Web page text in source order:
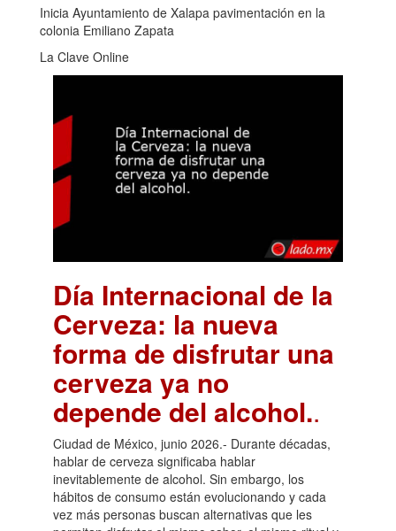
Inicia Ayuntamiento de Xalapa pavimentación en la
colonia Emiliano Zapata
La Clave Online
Día Internacional de la
Cerveza: la nueva
forma de disfrutar una
cerveza ya no
depende del alcohol..
Ciudad de México, junio 2026.- Durante décadas,
hablar de cerveza significaba hablar
inevitablemente de alcohol. Sin embargo, los
hábitos de consumo están evolucionando y cada
vez más personas buscan alternativas que les